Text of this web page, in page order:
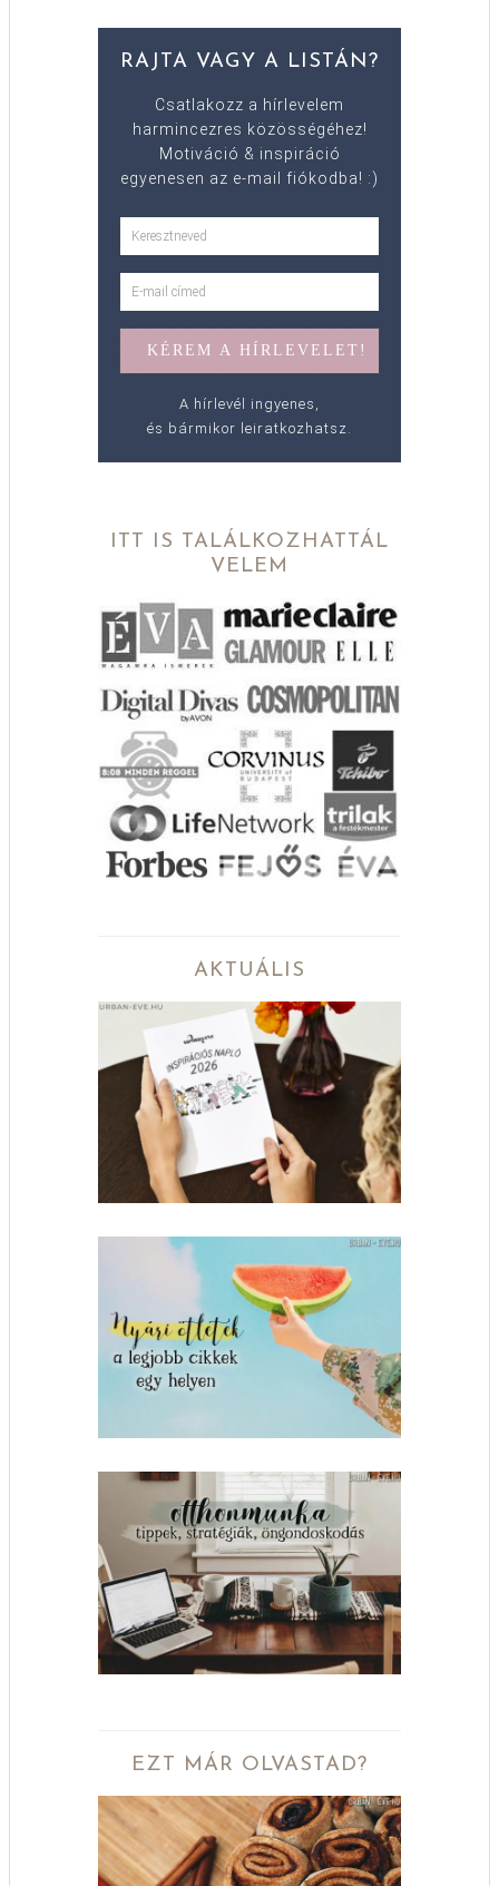
RAJTA VAGY A LISTÁN?
Csatlakozz a hírlevelem
harmincezres közösségéhez!
Motiváció & inspiráció
egyenesen az e-mail fiókodba! :)
A hírlevél ingyenes,
és bármikor leiratkozhatsz.
ITT IS TALÁLKOZHATTÁL
VELEM
AKTUÁLIS
EZT MÁR OLVASTAD?